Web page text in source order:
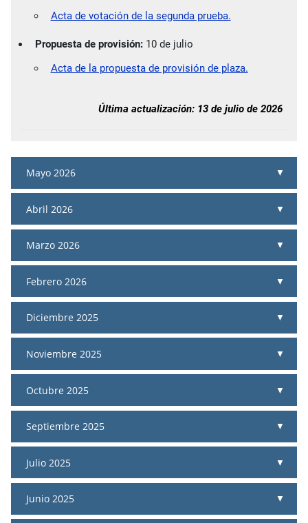
Acta de votación de la segunda prueba.
Propuesta de provisión: 10 de julio
Acta de la propuesta de provisión de plaza.
Última actualización: 13 de julio de 2026
Mayo 2026
Abril 2026
Marzo 2026
Febrero 2026
Diciembre 2025
Noviembre 2025
Octubre 2025
Septiembre 2025
Julio 2025
Junio 2025